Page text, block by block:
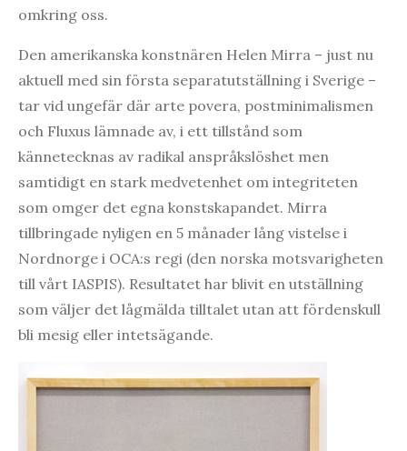
omkring oss.
Den amerikanska konstnären Helen Mirra – just nu
aktuell med sin första separatutställning i Sverige –
tar vid ungefär där arte povera, postminimalismen
och Fluxus lämnade av, i ett tillstånd som
kännetecknas av radikal anspråkslöshet men
samtidigt en stark medvetenhet om integriteten
som omger det egna konstskapandet. Mirra
tillbringade nyligen en 5 månader lång vistelse i
Nordnorge i OCA:s regi (den norska motsvarigheten
till vårt IASPIS). Resultatet har blivit en utställning
som väljer det lågmälda tilltalet utan att fördenskull
bli mesig eller intetsägande.